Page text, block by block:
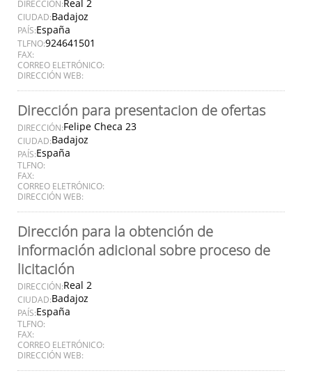
DIRECCIÓN:Real 2
CIUDAD:Badajoz
PAÍS:España
TLFNO:924641501
FAX:
CORREO ELETRÓNICO:
DIRECCIÓN WEB:
Dirección para presentacion de ofertas
DIRECCIÓN:Felipe Checa 23
CIUDAD:Badajoz
PAÍS:España
TLFNO:
FAX:
CORREO ELETRÓNICO:
DIRECCIÓN WEB:
Dirección para la obtención de
información adicional sobre proceso de
licitación
DIRECCIÓN:Real 2
CIUDAD:Badajoz
PAÍS:España
TLFNO:
FAX:
CORREO ELETRÓNICO:
DIRECCIÓN WEB: